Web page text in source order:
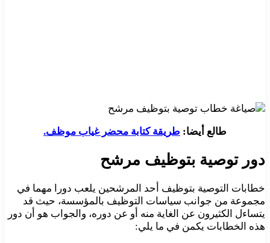
طالع أيضا: طريقة كتابة محضر غياب موظف.
دور توصية بتوظيف مرشح
خطابات التوصية بتوظيف أحد المرشحين يلعب دورا مهما في
مجموعة من جوانب سياسات التوظيف بالمؤسسة، حيث قد
يتساءل الكثيرون عن الغاية منه أو عن دوره، والجواب هو أن دور
هذه الخطابات يكمن في ما يلي: